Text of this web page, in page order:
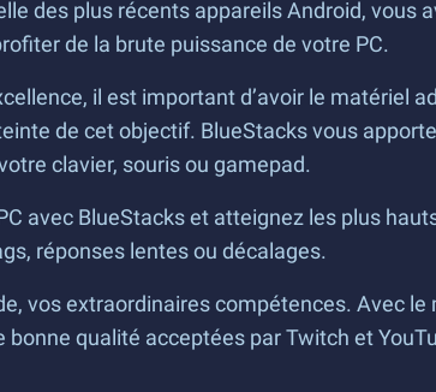
des plus récents appareils Android, vous
de la brute puissance de votre PC.
il est important d’avoir le
de cet objectif. BlueStacks vous
clavier, souris ou gamepad.
avec BlueStacks et atteignez les plus
réponses lentes ou décalages.
vos extraordinaires compétences. Avec
qualité acceptées par Twitch et